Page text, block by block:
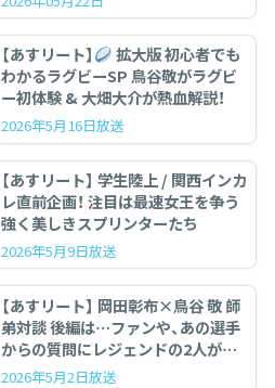
【あすリート】
拡大版 初心者でも
わかるラグビーSP 鳥谷敬がラグビ
ー初体験 & 大畑大介が熱血解説！
2026年5月16日放送
【あすリート】 学生陸上 / 関西インカ
レ直前企画！ 注目は最速女王を争う
強く美しきスプリンターたち
2026年5月9日放送
【あすリート】 岡田彰布×鳥谷 敬 師
弟対談 後編は…ファンや、あの選手
からの質問にレジェンドの2人が答
えます。
2026年5月2日放送